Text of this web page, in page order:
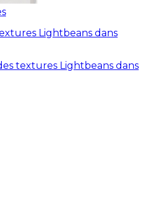
Lightbeans dans
textures Lightbeans dans